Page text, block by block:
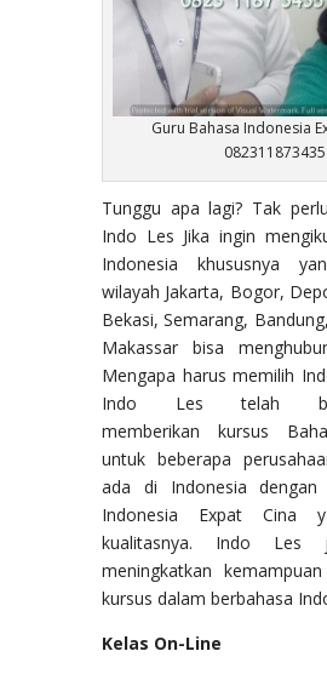
Guru Bahasa Indonesia
082311873435
Tunggu apa lagi? Tak
Indo Les Jika ingin
Indonesia khususnya
wilayah Jakarta, Bogor,
Bekasi, Semarang,
Makassar bisa
Mengapa harus memilih
Indo Les telah
memberikan kursus
untuk beberapa
ada di Indonesia dengan
Indonesia Expat Cina
kualitasnya. Indo Les
meningkatkan
kursus dalam berbahasa
Kelas On-Line